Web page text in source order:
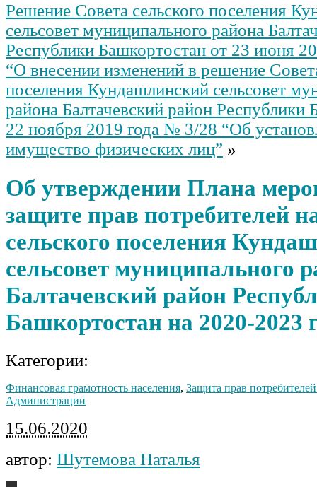
Решение Совета сельского поселения
сельсовет муниципального района
Республики Башкортостан от 23 июня
“О внесении изменений в решение
поселения Кундашлинский сельсовет
района Балтачевский район Республики
22 ноября 2019 года № 3/28 “Об
имущество физических лиц” »
Об утверждении Плана
защите прав потребителей
сельского поселения
сельсовет муниципального
Балтачевский район
Башкортостан на 2020-2023
Категории:
Финансовая грамотность населения, Защита прав
Администрации
15.06.2020
автор: Шутемова Наталья